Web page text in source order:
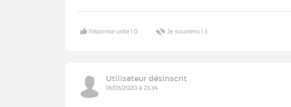
Réponse utile |0 Je soutiens |3
Utilisateur désinscrit
16/03/2020 à 23:34